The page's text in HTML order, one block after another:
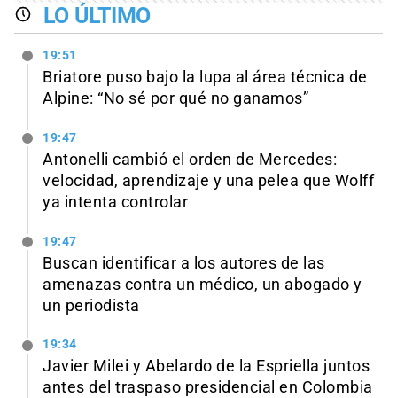
LO ÚLTIMO
19:51
Briatore puso bajo la lupa al área técnica de
Alpine: “No sé por qué no ganamos”
19:47
Antonelli cambió el orden de Mercedes:
velocidad, aprendizaje y una pelea que Wolff
ya intenta controlar
19:47
Buscan identificar a los autores de las
amenazas contra un médico, un abogado y
un periodista
19:34
Javier Milei y Abelardo de la Espriella juntos
antes del traspaso presidencial en Colombia